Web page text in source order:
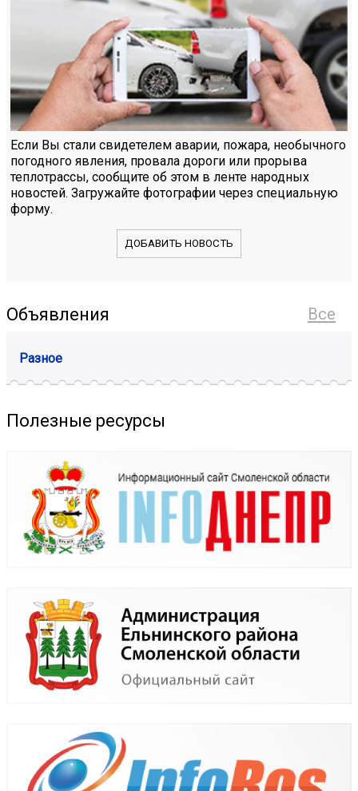
Если Вы стали свидетелем аварии, пожара, необычного
погодного явления, провала дороги или прорыва
теплотрассы, сообщите об этом в ленте народных
новостей. Загружайте фотографии через специальную
форму.
ДОБАВИТЬ НОВОСТЬ
Все
Объявления
Разное
Полезные ресурсы